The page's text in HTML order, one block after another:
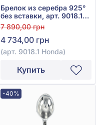
Брелок из серебра 925°
без вставки, арт. 9018.1
Honda
7 890,00 грн
4 734,00 грн
(арт. 9018.1 Honda)
Купить
-40%